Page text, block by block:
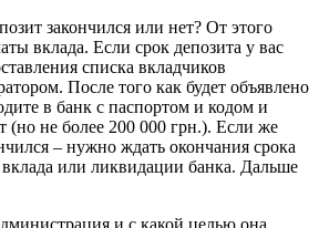
закончился или нет? От этого
вклада. Если срок депозита у вас
списка вкладчиков
После того как будет объявлено
в банк с паспортом и кодом и
(но не более 200 000 грн.). Если же
– нужно ждать окончания срока
вклада или ликвидации банка. Дальше
и с какой целью она